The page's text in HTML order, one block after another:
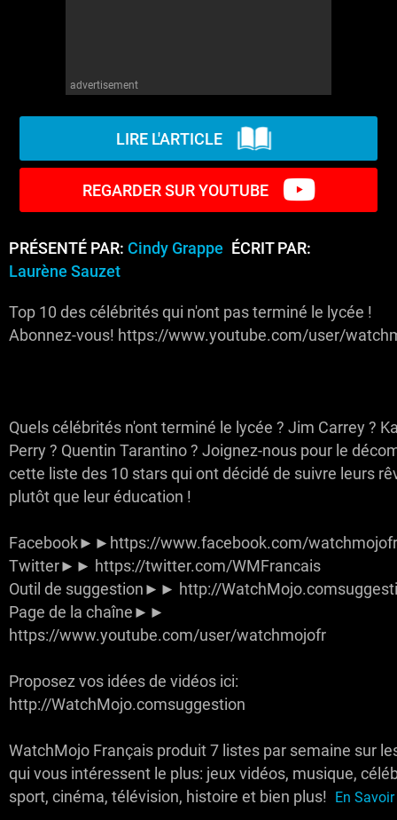
advertisement
LIRE L'ARTICLE
REGARDER SUR YOUTUBE
PRÉSENTÉ PAR: Cindy Grappe
ÉCRIT PAR:
Laurène Sauzet
Top 10 des célébrités qui n'ont pas terminé le lycée !
Abonnez-vous! https://www.youtube.com/user/
Quels célébrités n'ont terminé le lycée ? Jim Carrey ?
Perry ? Quentin Tarantino ? Joignez-nous pour le
cette liste des 10 stars qui ont décidé de suivre leurs
plutôt que leur éducation !
Facebook►►https://www.facebook.com/
Twitter►► https://twitter.com/WMFrancais
Outil de suggestion►► http://
Page de la chaîne►►
https://www.youtube.com/user/watchmojofr
Proposez vos idées de vidéos ici:
http://WatchMojo.comsuggestion
WatchMojo Français produit 7 listes par semaine sur
qui vous intéressent le plus: jeux vidéos, musique,
sport, cinéma, télévision, histoire et bien plus! En